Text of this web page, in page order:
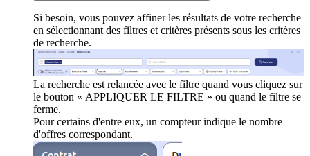
Si besoin, vous pouvez affiner les résultats de votre recherche
en sélectionnant des filtres et critères présents sous les critères
de recherche.
La recherche est relancée avec le filtre quand vous cliquez sur
le bouton « APPLIQUER LE FILTRE » ou quand le filtre se
ferme.
Pour certains d'entre eux, un compteur indique le nombre
d'offres correspondant.